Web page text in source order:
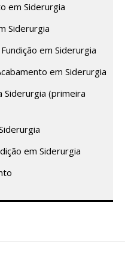
em Siderurgia
Siderurgia
em Siderurgia
em Siderurgia
Siderurgia (primeira
em Siderurgia